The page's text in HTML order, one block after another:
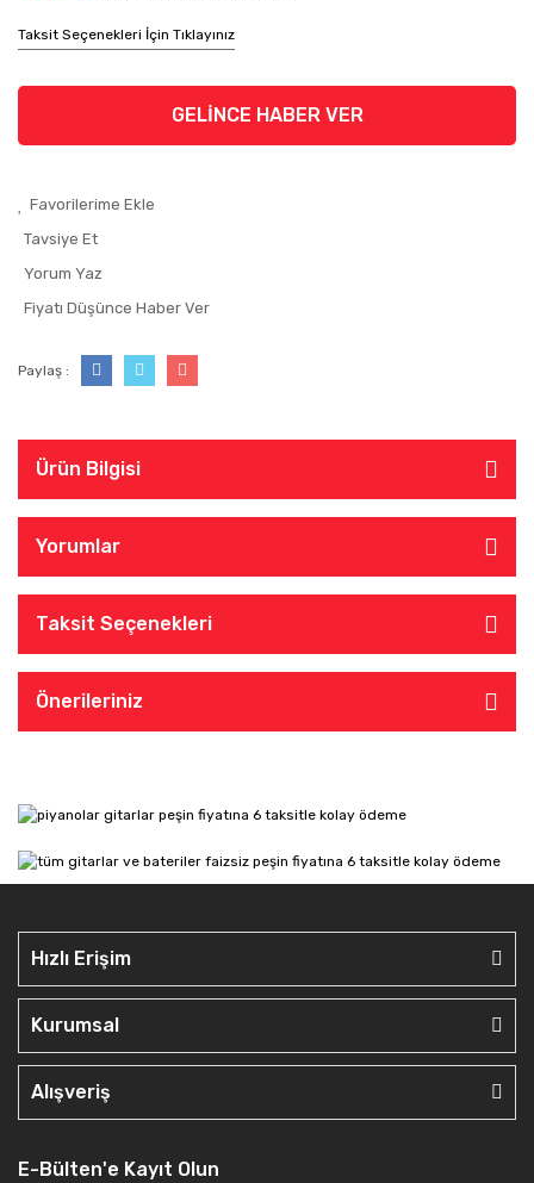
Taksit Seçenekleri İçin Tıklayınız
GELİNCE HABER VER
Tavsiye Et
Yorum Yaz
Fiyatı Düşünce Haber Ver
Paylaş :
Ürün Bilgisi
Yorumlar
Taksit Seçenekleri
Önerileriniz
Hızlı Erişim
Kurumsal
Alışveriş
E-Bülten'e Kayıt Olun